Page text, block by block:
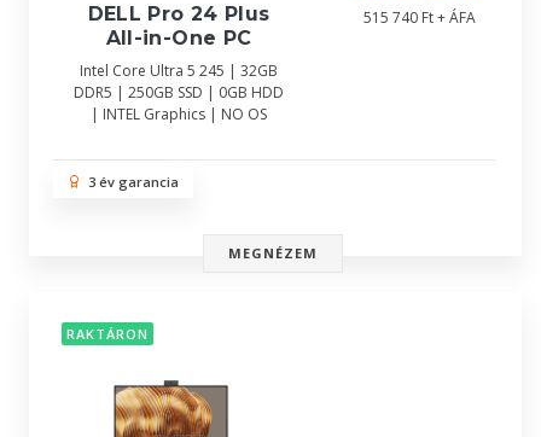
DELL Pro 24 Plus
All-in-One PC
Intel Core Ultra 5 245 | 32GB
DDR5 | 250GB SSD | 0GB HDD
| INTEL Graphics | NO OS
515 740 Ft + ÁFA
3 év garancia
MEGNÉZEM
RAKTÁRON